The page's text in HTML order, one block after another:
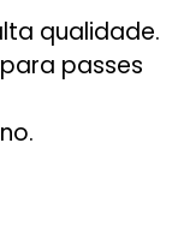
qualidade.
passes